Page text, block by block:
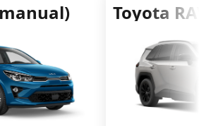
Zwischenstopp einen
Mietwagen nehmen solltest
Toyota